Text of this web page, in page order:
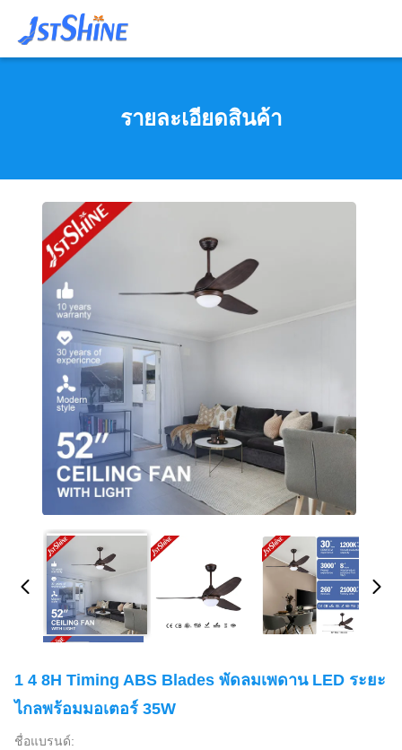
รายละเอียดสินค้า
1 4 8H Timing ABS Blades พัดลมเพดาน LED ระยะ
ไกลพร้อมมอเตอร์ 35W
ชื่อแบรนด์: